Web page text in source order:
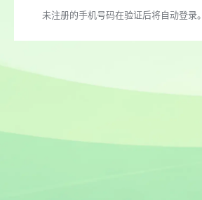
未注册的手机号码在验证后将自动登录。